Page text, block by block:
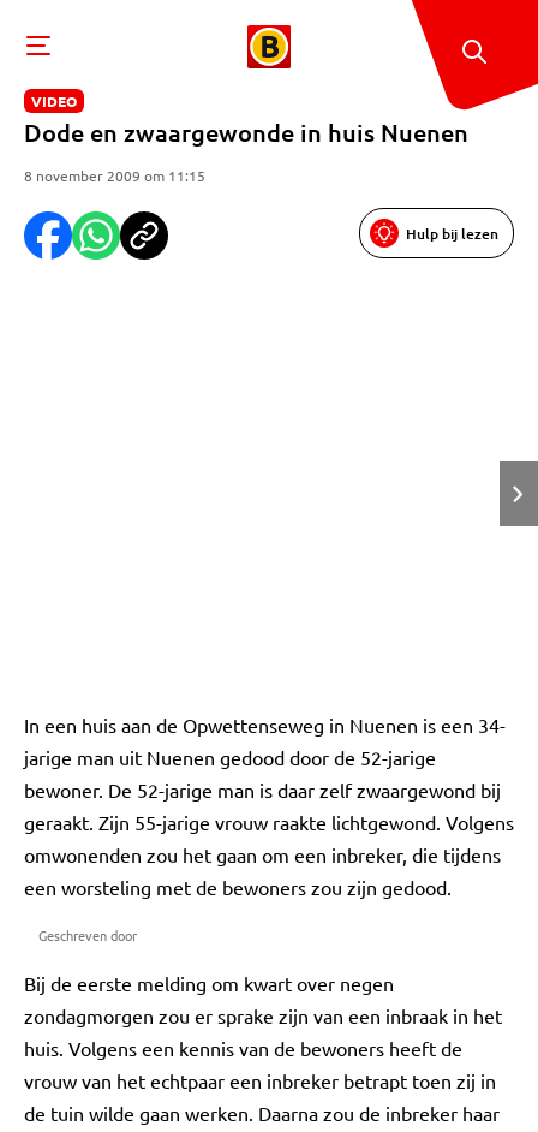
VIDEO
Dode en zwaargewonde in huis Nuenen
8 november 2009 om 11:15
Hulp bij lezen
In een huis aan de Opwettenseweg in Nuenen is een 34-
jarige man uit Nuenen gedood door de 52-jarige
bewoner. De 52-jarige man is daar zelf zwaargewond bij
geraakt. Zijn 55-jarige vrouw raakte lichtgewond. Volgens
omwonenden zou het gaan om een inbreker, die tijdens
een worsteling met de bewoners zou zijn gedood.
Geschreven door
Bij de eerste melding om kwart over negen
zondagmorgen zou er sprake zijn van een inbraak in het
huis. Volgens een kennis van de bewoners heeft de
vrouw van het echtpaar een inbreker betrapt toen zij in
de tuin wilde gaan werken. Daarna zou de inbreker haar